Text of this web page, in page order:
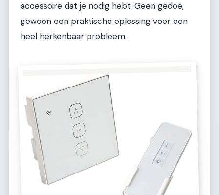
accessoire dat je nodig hebt. Geen gedoe,
gewoon een praktische oplossing voor een
heel herkenbaar probleem.